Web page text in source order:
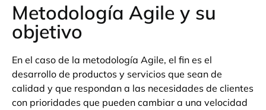
Metodología Agile y su
objetivo
En el caso de la metodología Agile, el fin es el
desarrollo de productos y servicios que sean de
calidad y que respondan a las necesidades de clientes
con prioridades que pueden cambiar a una velocidad